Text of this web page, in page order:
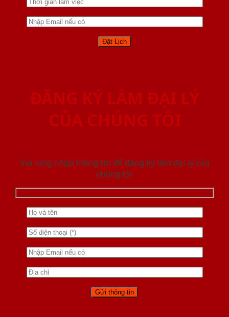
ĐĂNG KÝ LÀM ĐẠI LÝ
CỦA CHÚNG TÔI
Vui lòng nhập thông tin để đăng ký làm đại lý của
chúng tôi